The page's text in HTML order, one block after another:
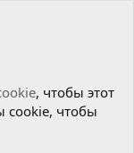
, чтобы этот
cookie, чтобы